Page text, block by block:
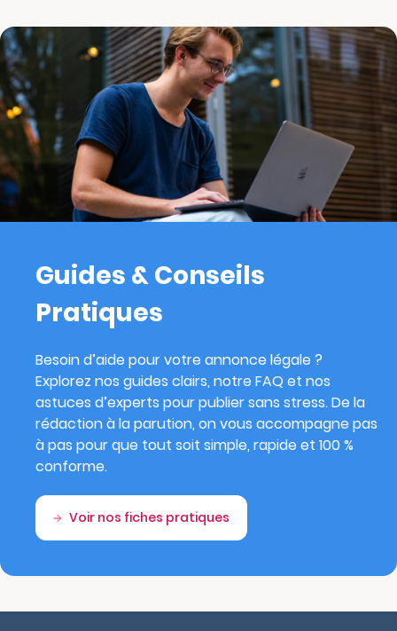
Guides & Conseils
Pratiques
Besoin d’aide pour votre annonce légale ?
Explorez nos guides clairs, notre FAQ et nos
astuces d’experts pour publier sans stress. De la
rédaction à la parution, on vous accompagne pas
à pas pour que tout soit simple, rapide et 100 %
conforme.
Voir nos fiches pratiques